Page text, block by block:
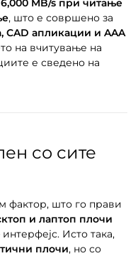
MB/s при читање
, што е совршено за
CAD апликации и AAA
на вчитување на
е сведено на
со сите
фактор, што го прави
и лаптоп плочи
Исто така,
плочи, но со